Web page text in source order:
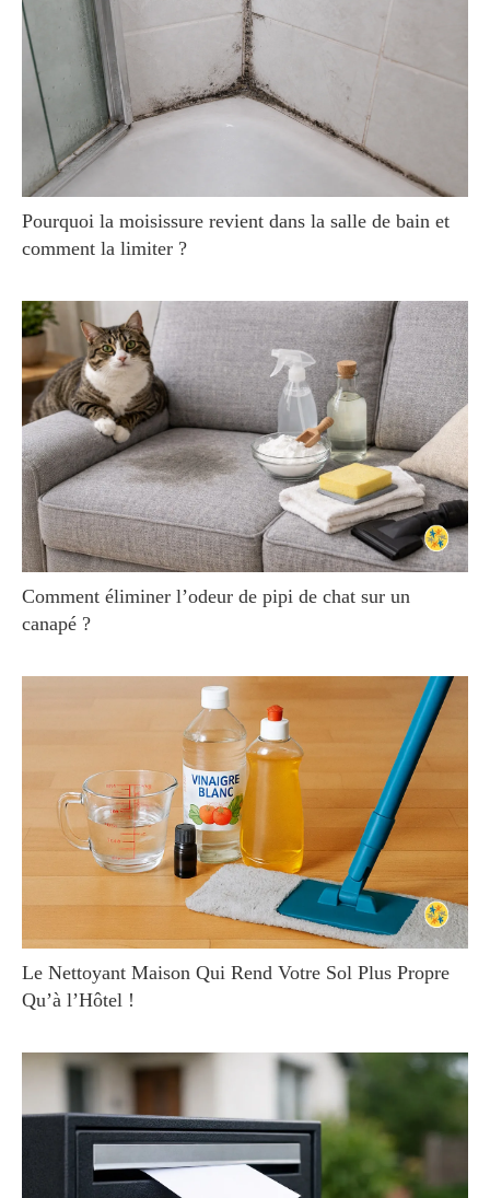
Pourquoi la moisissure revient dans la salle de bain et
comment la limiter ?
Comment éliminer l’odeur de pipi de chat sur un
canapé ?
Le Nettoyant Maison Qui Rend Votre Sol Plus Propre
Qu’à l’Hôtel !